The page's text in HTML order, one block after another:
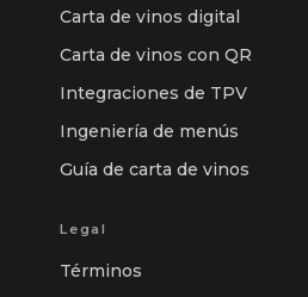
Carta de vinos digital
Carta de vinos con QR
Integraciones de TPV
Ingeniería de menús
Guía de carta de vinos
Legal
Términos